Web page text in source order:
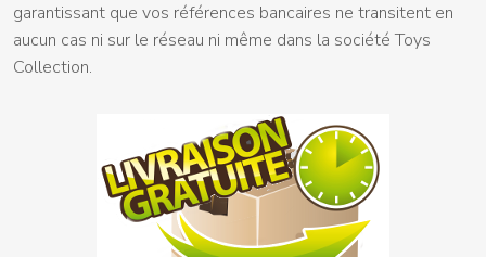
garantissant que vos références bancaires ne transitent en
aucun cas ni sur le réseau ni même dans la société Toys
Collection.